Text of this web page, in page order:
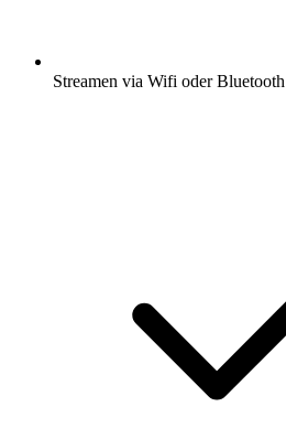
Streamen via Wifi oder Bluetooth